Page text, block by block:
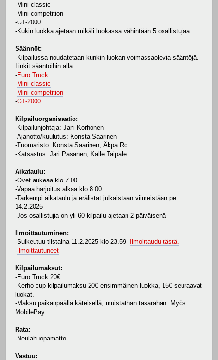
-Mini classic
-Mini competition
-GT-2000
-Kukin luokka ajetaan mikäli luokassa vähintään 5 osallistujaa.
Säännöt:
-Kilpailussa noudatetaan kunkin luokan voimassaolevia sääntöjä.
Linkit sääntöihin alla:
-Euro Truck
-Mini classic
-Mini competition
-GT-2000
Kilpailuorganisaatio:
-Kilpailunjohtaja: Jani Korhonen
-Ajanotto/kuulutus: Konsta Saarinen
-Tuomaristo: Konsta Saarinen, Äkpa Rc
-Katsastus: Jari Pasanen, Kalle Taipale
Aikataulu:
-Ovet aukeaa klo 7.00.
-Vapaa harjoitus alkaa klo 8.00.
-Tarkempi aikataulu ja erälistat julkaistaan viimeistään pe
14.2.2025
-Jos osallistujia on yli 60 kilpailu ajetaan 2 päiväisenä
Ilmoittautuminen:
-Sulkeutuu tiistaina 11.2.2025 klo 23.59!
Ilmoittaudu tästä.
- Ilmoittautuneet
Kilpailumaksut:
-Euro Truck 20€
-Kerho cup kilpailumaksu 20€ ensimmäinen luokka, 15€ seuraavat
luokat.
-Maksu paikanpäällä käteisellä, muistathan tasarahan. Myös
MobilePay.
Rata:
-Neulahuopamatto
Vastuu: